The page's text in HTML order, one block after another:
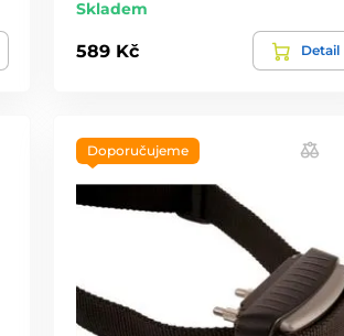
Skladem
589 Kč Detail
Doporučujeme